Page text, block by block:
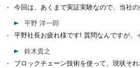
今回は、あくまで実証実験なので、当社
平野 洋一郎
平野社長お疲れ様です! 質問なんですが、
鈴木貴之
ブロックチェーン技術を使って、現状そ